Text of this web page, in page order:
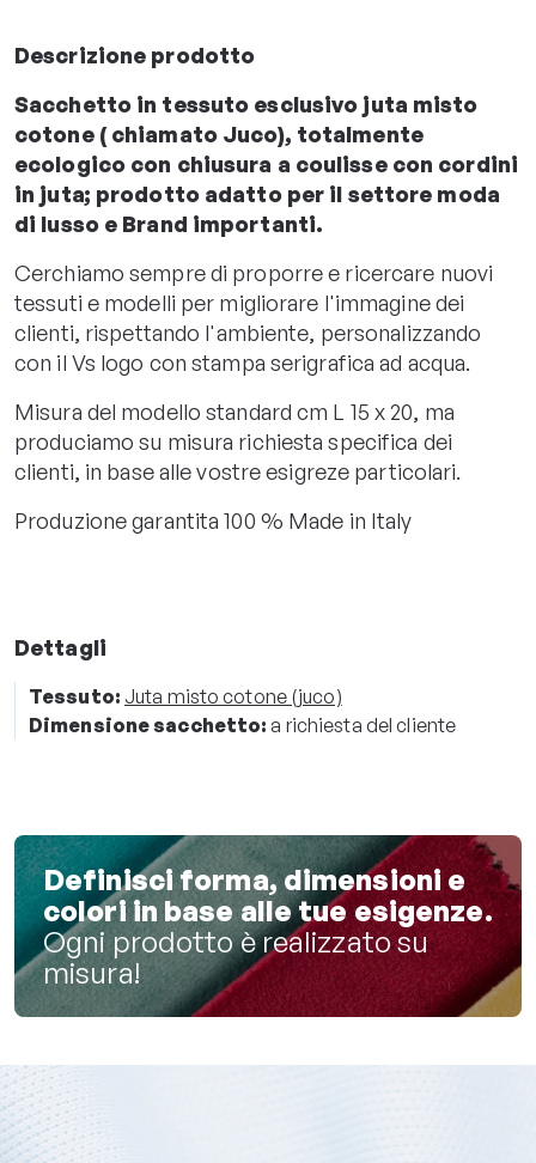
Descrizione prodotto
Sacchetto in tessuto esclusivo juta misto
cotone ( chiamato Juco), totalmente
ecologico con chiusura a coulisse con cordini
in juta; prodotto adatto per il settore moda
di lusso e Brand importanti.
Cerchiamo sempre di proporre e ricercare nuovi
tessuti e modelli per migliorare l'immagine dei
clienti, rispettando l'ambiente, personalizzando
con il Vs logo con stampa serigrafica ad acqua.
Misura del modello standard cm L 15 x 20, ma
produciamo su misura richiesta specifica dei
clienti, in base alle vostre esigreze particolari.
Produzione garantita 100 % Made in Italy
Dettagli
Tessuto: Juta misto cotone (juco)
Dimensione sacchetto: a richiesta del cliente
Definisci forma, dimensioni e
colori in base alle tue esigenze.
Ogni prodotto è realizzato su
misura!